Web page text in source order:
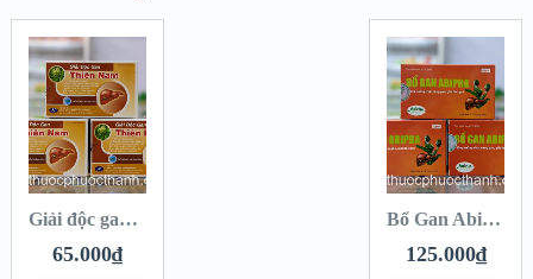
Giải độc gan Thiên Nam – Tăng cường chức năng gan, giải độc gan
65.000₫
Bổ Gan Abipha – Tăng cường chức năng gan , giải độc gan
125.000₫